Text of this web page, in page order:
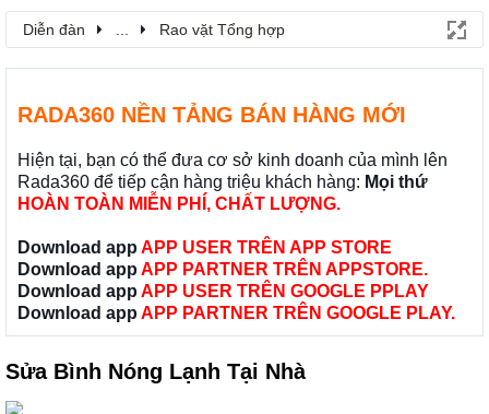
Diễn đàn Rao vặt Tổng hợp
RADA360 NỀN TẢNG BÁN HÀNG MỚI
Hiện tại, bạn có thể đưa cơ sở kinh doanh của mình lên
Rada360 để tiếp cận hàng triệu khách hàng: Mọi thứ
HOÀN TOÀN MIỄN PHÍ, CHẤT LƯỢNG.
Download app APP USER TRÊN APP STORE
Download app APP PARTNER TRÊN APPSTORE.
Download app APP USER TRÊN GOOGLE PPLAY
Download app APP PARTNER TRÊN GOOGLE PLAY.
Sửa Bình Nóng Lạnh Tại Nhà